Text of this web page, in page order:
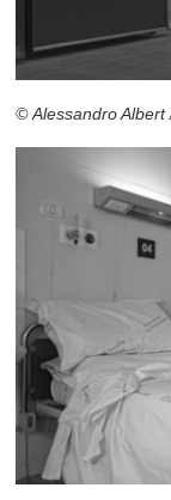
© Alessandro Albert